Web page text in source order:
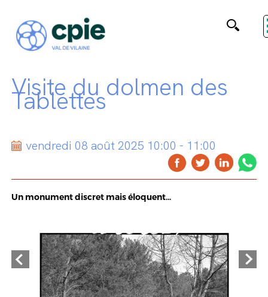
Visite du dolmen des
Tablettes
vendredi 08 août 2025 10:00 - 11:00
Un monument discret mais éloquent...